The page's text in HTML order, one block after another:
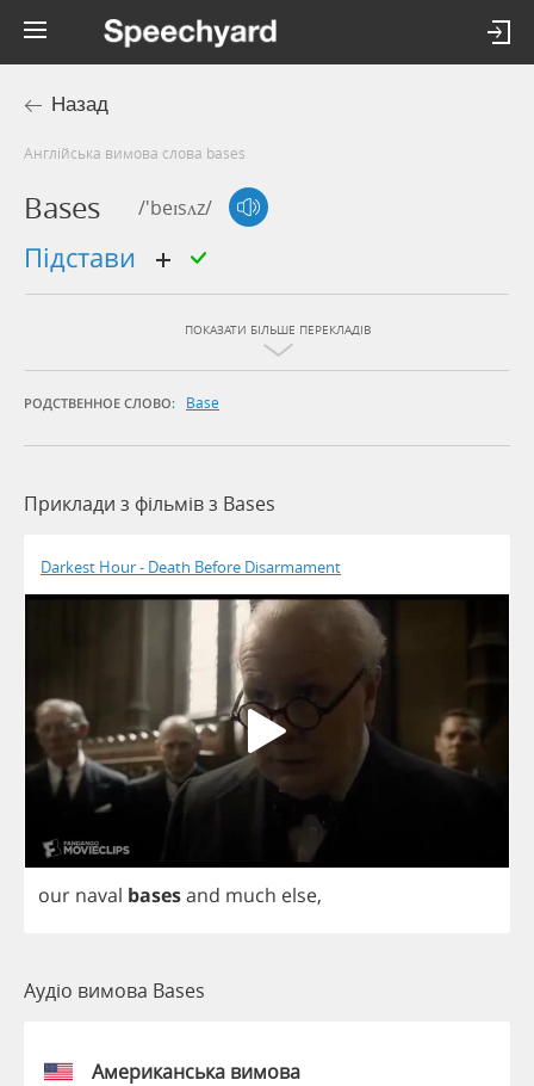
Назад
Англійська вимова слова bases
Bases /'beɪsʌz/
підстави
ПОКАЗАТИ БІЛЬШЕ ПЕРЕКЛАДІВ
РОДСТВЕННОЕ СЛОВО: Base
Приклади з фільмів з Bases
Darkest Hour - Death Before Disarmament
our naval basesand much else,
Аудіо вимова Bases
Американська вимова